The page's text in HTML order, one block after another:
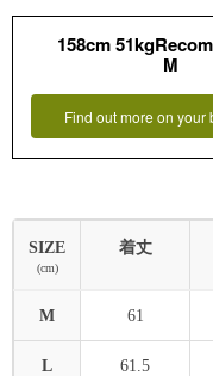
158cm
M
Find out more on your
SIZE
(cm)
着丈
M 61
L 61.5